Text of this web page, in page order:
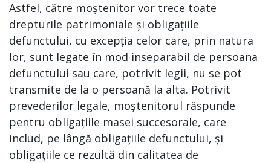
Astfel, către moștenitor vor trece toate
drepturile patrimoniale și obligațiile
defunctului, cu excepția celor care, prin natura
lor, sunt legate în mod inseparabil de persoana
defunctului sau care, potrivit legii, nu se pot
transmite de la o persoană la alta. Potrivit
prevederilor legale, moștenitorul răspunde
pentru obligațiile masei succesorale, care
includ, pe lângă obligațiile defunctului, și
obligațiile ce rezultă din calitatea de